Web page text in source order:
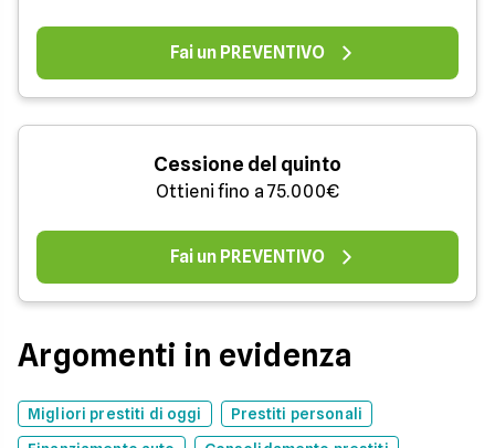
Fai un PREVENTIVO
Cessione del quinto
Ottieni fino a 75.000€
Fai un PREVENTIVO
Argomenti in evidenza
Migliori prestiti di oggi
Prestiti personali